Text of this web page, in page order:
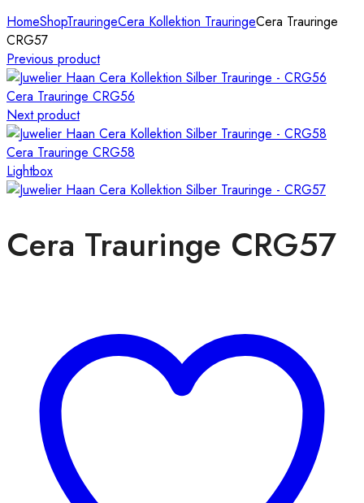
HomeShopTrauringeCera Kollektion TrauringeCera Trauringe
CRG57
Previous product
Cera Trauringe CRG56
Next product
Cera Trauringe CRG58
Lightbox
Cera Trauringe CRG57